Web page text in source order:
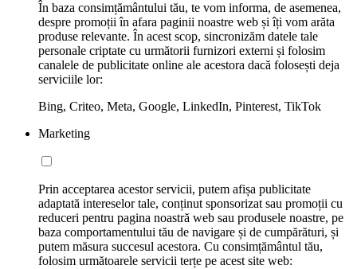
În baza consimțământului tău, te vom informa, de asemenea,
despre promoții în afara paginii noastre web și îți vom arăta
produse relevante. În acest scop, sincronizăm datele tale
personale criptate cu următorii furnizori externi și folosim
canalele de publicitate online ale acestora dacă folosești deja
serviciile lor:
Bing, Criteo, Meta, Google, LinkedIn, Pinterest, TikTok
Marketing
Prin acceptarea acestor servicii, putem afișa publicitate
adaptată intereselor tale, conținut sponsorizat sau promoții cu
reduceri pentru pagina noastră web sau produsele noastre, pe
baza comportamentului tău de navigare și de cumpărături, și
putem măsura succesul acestora. Cu consimțământul tău,
folosim următoarele servicii terțe pe acest site web: